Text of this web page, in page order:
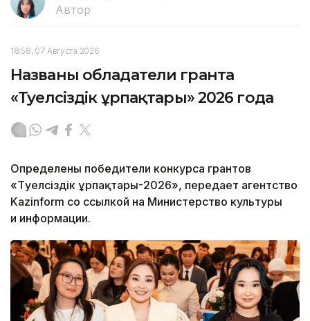
Автор
18:58, 07 Августа 2026
Названы обладатели гранта
«Тәуелсіздік ұрпақтары» 2026 года
Определены победители конкурса грантов
«Тәуелсіздік ұрпақтары-2026», передает агентство
Kazinform со ссылкой на Министерство культуры
и информации.